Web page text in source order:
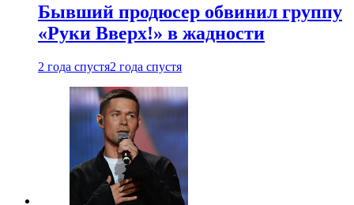
Бывший продюсер обвинил группу
«Руки Вверх!» в жадности
2 года спустя2 года спустя